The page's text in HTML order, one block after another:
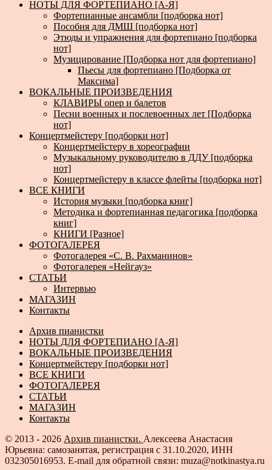
НОТЫ ДЛЯ ФОРТЕПИАНО [А-Я]
Фортепианные ансамбли [подборка нот]
Пособия для ДМШ [подборка нот]
Этюды и упражнения для фортепиано [подборка
нот]
Музицирование [Подборка нот для фортепиано]
Пьесы для фортепиано [Подборка от
Максима]
ВОКАЛЬНЫЕ ПРОИЗВЕДЕНИЯ
КЛАВИРЫ опер и балетов
Песни военных и послевоенных лет [Подборка
нот]
Концертмейстеру [подборки нот]
Концертмейстеру в хореографии
Музыкальному руководителю в ДДУ [подборка
нот]
Концертмейстеру в классе флейты [подборка нот]
ВСЕ КНИГИ
История музыки [подборка книг]
Методика и фортепианная педагогика [подборка
книг]
КНИГИ [Разное]
ФОТОГАЛЕРЕЯ
Фотогалерея «С. В. Рахманинов»
Фотогалерея «Нейгауз»
СТАТЬИ
Интервью
МАГАЗИН
Контакты
Архив пианистки
НОТЫ ДЛЯ ФОРТЕПИАНО [А-Я]
ВОКАЛЬНЫЕ ПРОИЗВЕДЕНИЯ
Концертмейстеру [подборки нот]
ВСЕ КНИГИ
ФОТОГАЛЕРЕЯ
СТАТЬИ
МАГАЗИН
Контакты
© 2013 - 2026 Архив пианистки. Алексеева Анастасия
Юрьевна: самозанятая, регистрация с 31.10.2020, ИНН
032305016953. E-mail для обратной связи: muza@notkinastya.ru